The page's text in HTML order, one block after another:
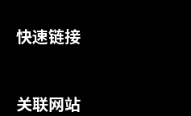
快速链接
关联网站